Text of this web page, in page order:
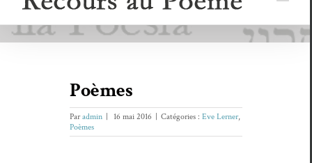
Poèmes
Paradmin 16 mai 2016 Catégories : Eve Lerner,
Poèmes